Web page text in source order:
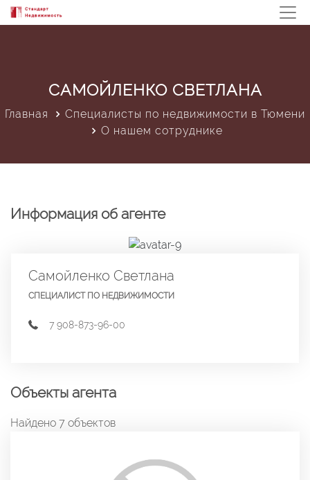
САМОЙЛЕНКО СВЕТЛАНА
Главная
Специалисты по недвижимости в Тюмени
О нашем сотруднике
Информация об агенте
Самойленко Светлана
СПЕЦИАЛИСТ ПО НЕДВИЖИМОСТИ
7 908-873-96-00
Объекты агента
Найдено 7 объектов